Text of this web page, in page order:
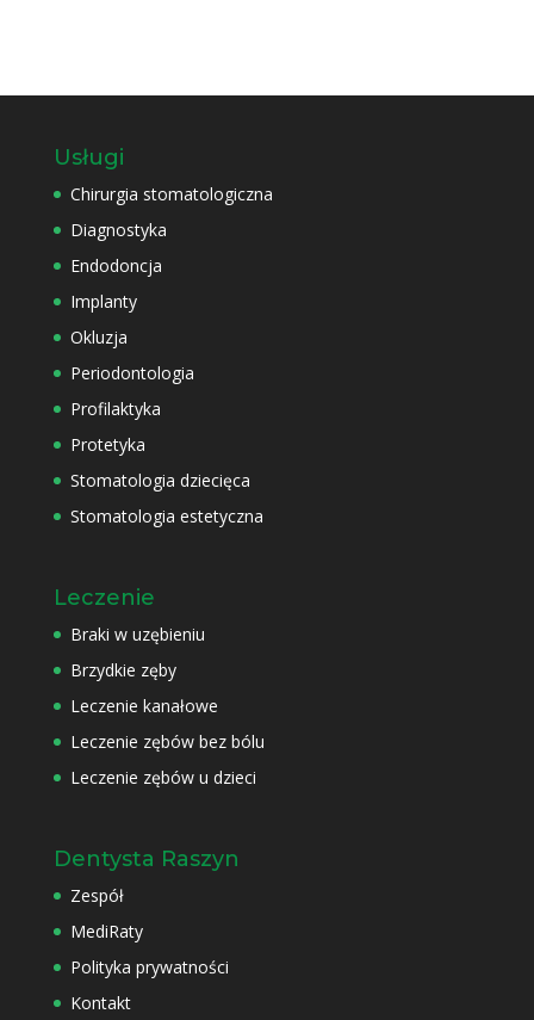
Usługi
Chirurgia stomatologiczna
Diagnostyka
Endodoncja
Implanty
Okluzja
Periodontologia
Profilaktyka
Protetyka
Stomatologia dziecięca
Stomatologia estetyczna
Leczenie
Braki w uzębieniu
Brzydkie zęby
Leczenie kanałowe
Leczenie zębów bez bólu
Leczenie zębów u dzieci
Dentysta Raszyn
Zespół
MediRaty
Polityka prywatności
Kontakt